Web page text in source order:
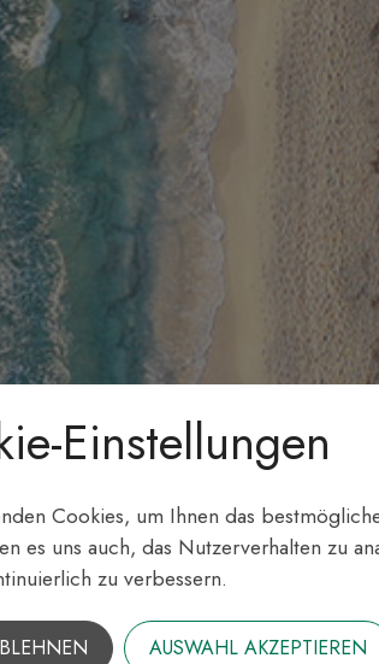
Einstellungen
Cookies, um Ihnen das
es uns auch, das Nutzerverhalten zu
zu verbessern.
AUSWAHL AKZEPTIEREN